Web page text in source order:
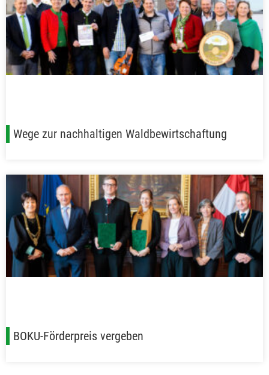
Wege zur nachhaltigen Waldbewirtschaftung
BOKU-Förderpreis vergeben